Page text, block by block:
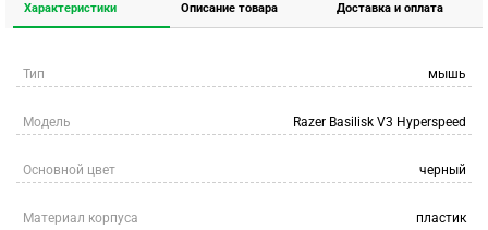
Характеристики Описание товара Доставка и оплата
Тип мышь
Модель Razer Basilisk V3 Hyperspeed
Основной цвет черный
Материал корпуса пластик